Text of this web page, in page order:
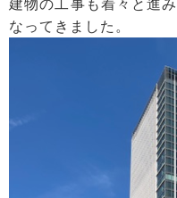
建物の工事も着々と進
なってきました。